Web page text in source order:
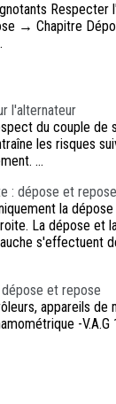
Respecter
→ Chapitre
l'alternateur
du couple de
les risques
...
: dépose et repose
la
La dépose et
s'effectuent
et repose
appareils de
-